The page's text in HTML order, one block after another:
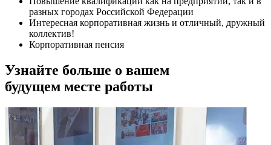
разных городах Российской Федерации
Интересная корпоративная жизнь и отличный, дружный
коллектив!
Корпоративная пенсия
Узнайте больше о вашем
будущем месте работы